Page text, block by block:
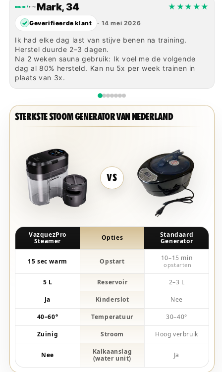
Mark, 34 ★ ★★ ★★
✓ Geverifieerde klant · 14 mei 2026
Ik had elke dag last van stijve benen na training.
Herstel duurde 2–3 dagen.
Na 2 weken sauna gebruik: Ik voel me de volgende
dag al 80% hersteld. Kan nu 5x per week trainen in
plaats van 3x.
STERKSTE STOOM GENERATOR VAN NEDERLAND
VS
VazquezPro
Steamer Opties Standaard
Generator
15 sec warm Opstart 10–15 min
opstarten
5 L Reservoir 2–3 L
Ja Kinderslot Nee
40–60° Temperatuur 30–40°
Zuinig Stroom Hoog verbruik
Nee
Kalkaanslag
(water unit)
Ja